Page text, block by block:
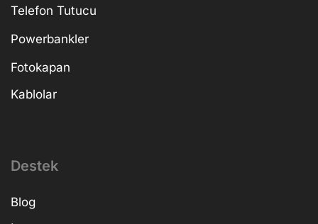
Telefon Tutucu
Powerbankler
Fotokapan
Kablolar
Destek
Blog